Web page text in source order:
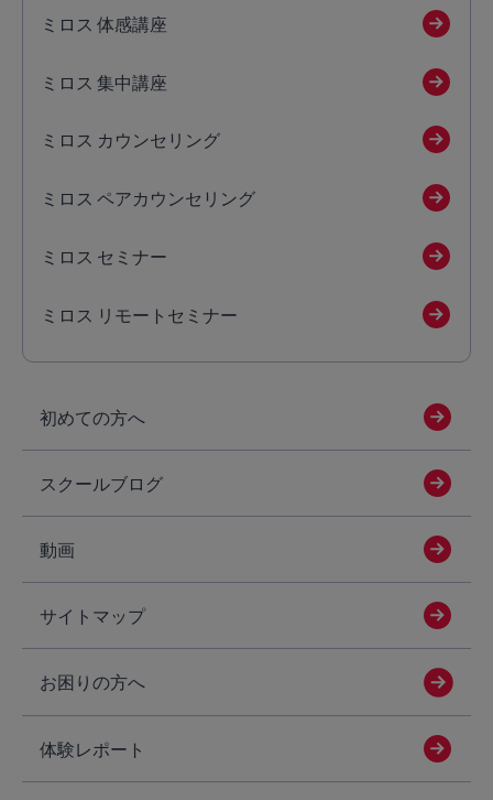
ミロス 体感講座
ミロス 集中講座
ミロス カウンセリング
ミロス ペアカウンセリング
ミロス セミナー
ミロス リモートセミナー
初めての方へ
スクールブログ
動画
サイトマップ
お困りの方へ
体験レポート